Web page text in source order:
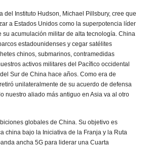
del Instituto Hudson, Michael Pillsbury, cree que
a Estados Unidos como la superpotencia líder
acumulación militar de alta tecnología. China
estadounidenses y cegar satélites
chinos, submarinos, contramedidas
activos militares del Pacífico occidental
Sur de China hace años. Como era de
unilateralmente de su acuerdo de defensa
nuestro aliado más antiguo en Asia va al otro
globales de China. Su objetivo es
china bajo la Iniciativa de la Franja y la Ruta
ancha 5G para liderar una Cuarta